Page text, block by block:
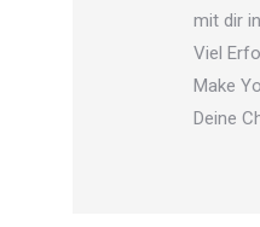
mit dir
Viel
Make
Deine